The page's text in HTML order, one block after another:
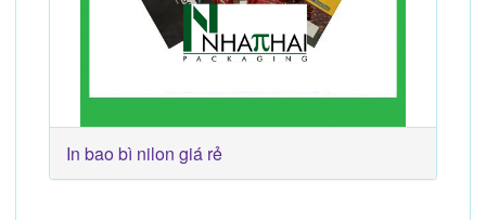
In bao bì nilon giá rẻ